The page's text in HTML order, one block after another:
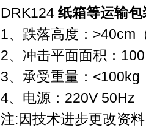
DRK124 纸箱等运输
1、跌落高度：>40cm
2、冲击平面面积：
3、承受重量：<100kg
4、电源：220V 50Hz
注:因技术进步更改资